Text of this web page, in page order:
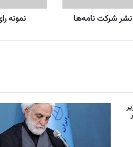
نشر شرکت نامه‌ها
(
د
ج
ه
ن
ق
د
نمونه
زیر